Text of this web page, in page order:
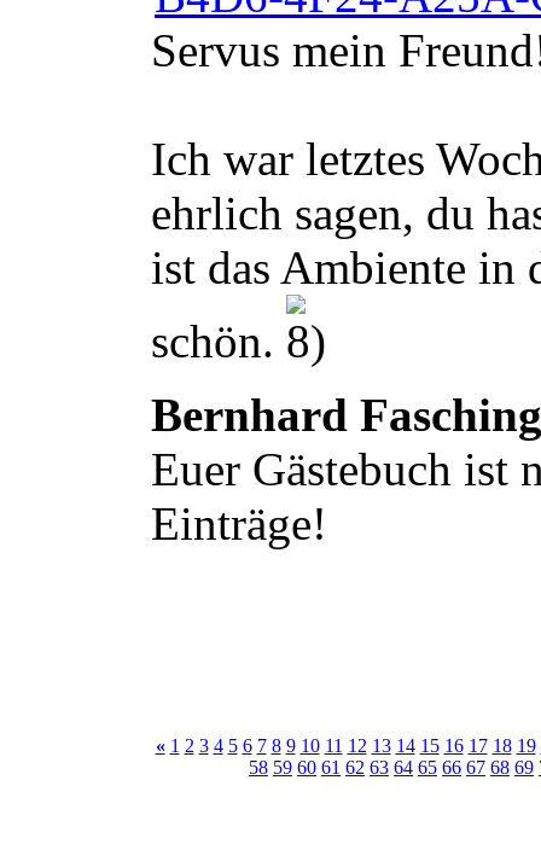
Servus mein
Ich war letztes
ehrlich sagen, du
ist das Ambiente in
schön.
Bernhard Fasching
Euer Gästebuch ist
Einträge!
« 1 2 3 4 5 6 7 8 9 10 11 12 13 14 15 16 17 18 19
58 59 60 61 62 63 64 65 66 67 68 69